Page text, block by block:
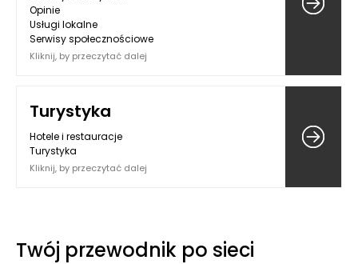
Opinie
Usługi lokalne
Serwisy społecznościowe
Kliknij, by przeczytać dalej
Turystyka
Hotele i restauracje
Turystyka
Kliknij, by przeczytać dalej
Twój przewodnik po sieci